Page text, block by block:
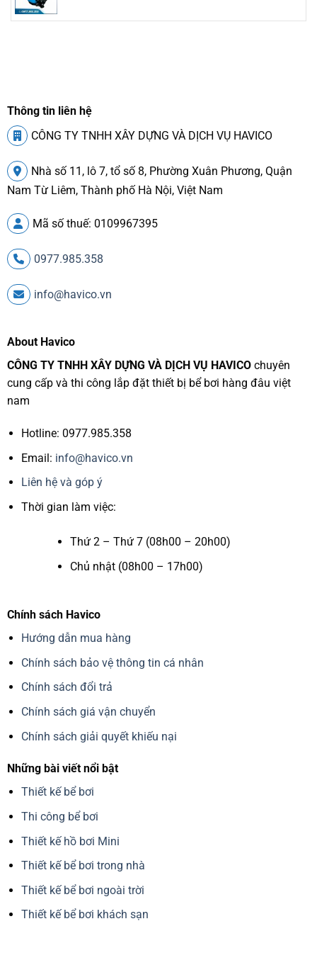
Thông tin liên hệ
CÔNG TY TNHH XÂY DỰNG VÀ DỊCH VỤ HAVICO
Nhà số 11, lô 7, tổ số 8, Phường Xuân Phương, Quận
Nam Từ Liêm, Thành phố Hà Nội, Việt Nam
Mã số thuế: 0109967395
0977.985.358
info@havico.vn
About Havico
CÔNG TY TNHH XÂY DỰNG VÀ DỊCH VỤ HAVICO chuyên
cung cấp và thi công lắp đặt thiết bị bể bơi hàng đâu việt
nam
Hotline: 0977.985.358
Email: info@havico.vn
Liên hệ và góp ý
Thời gian làm việc:
Thứ 2 – Thứ 7 (08h00 – 20h00)
Chủ nhật (08h00 – 17h00)
Chính sách Havico
Hướng dẫn mua hàng
Chính sách bảo vệ thông tin cá nhân
Chính sách đổi trả
Chính sách giá vận chuyển
Chính sách giải quyết khiếu nại
Những bài viết nổi bật
Thiết kế bể bơi
Thi công bể bơi
Thiết kế hồ bơi Mini
Thiết kế bể bơi trong nhà
Thiết kế bể bơi ngoài trời
Thiết kế bể bơi khách sạn